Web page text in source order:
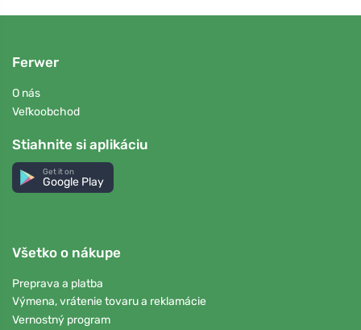
Ferwer
O nás
Veľkoobchod
Stiahnite si aplikáciu
Get it on
Google Play
Všetko o nákupe
Preprava a platba
Výmena, vrátenie tovaru a reklamácie
Vernostný program